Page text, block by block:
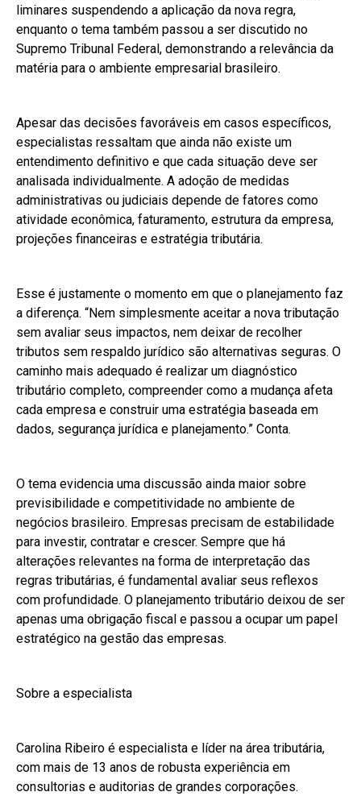
liminares suspendendo a aplicação da nova regra,
enquanto o tema também passou a ser discutido no
Supremo Tribunal Federal, demonstrando a relevância da
matéria para o ambiente empresarial brasileiro.
Apesar das decisões favoráveis em casos específicos,
especialistas ressaltam que ainda não existe um
entendimento definitivo e que cada situação deve ser
analisada individualmente. A adoção de medidas
administrativas ou judiciais depende de fatores como
atividade econômica, faturamento, estrutura da empresa,
projeções financeiras e estratégia tributária.
Esse é justamente o momento em que o planejamento faz
a diferença. “Nem simplesmente aceitar a nova tributação
sem avaliar seus impactos, nem deixar de recolher
tributos sem respaldo jurídico são alternativas seguras. O
caminho mais adequado é realizar um diagnóstico
tributário completo, compreender como a mudança afeta
cada empresa e construir uma estratégia baseada em
dados, segurança jurídica e planejamento.” Conta.
O tema evidencia uma discussão ainda maior sobre
previsibilidade e competitividade no ambiente de
negócios brasileiro. Empresas precisam de estabilidade
para investir, contratar e crescer. Sempre que há
alterações relevantes na forma de interpretação das
regras tributárias, é fundamental avaliar seus reflexos
com profundidade. O planejamento tributário deixou de ser
apenas uma obrigação fiscal e passou a ocupar um papel
estratégico na gestão das empresas.
Sobre a especialista
Carolina Ribeiro é especialista e líder na área tributária,
com mais de 13 anos de robusta experiência em
consultorias e auditorias de grandes corporações.